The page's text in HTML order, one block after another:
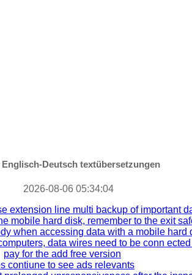
Englisch-Deutsch textübersetzungen
2026-08-06 05:34:04
extension line multi backup of important
mobile hard disk, remember to the exit
when accessing data with a mobile hard
data wires need to be conn ected
pay for the add free version
contiune to see ads relevants